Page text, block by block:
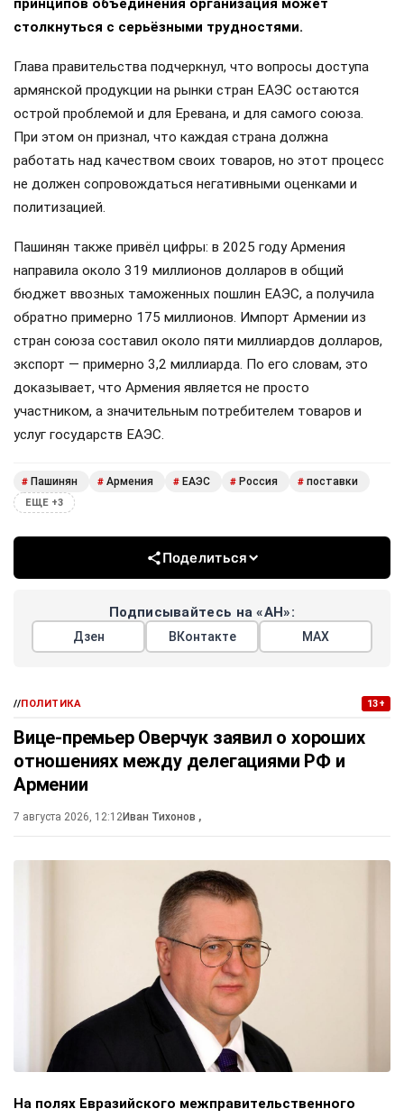
принципов объединения организация может
столкнуться с серьёзными трудностями.
Глава правительства подчеркнул, что вопросы доступа
армянской продукции на рынки стран ЕАЭС остаются
острой проблемой и для Еревана, и для самого союза.
При этом он признал, что каждая страна должна
работать над качеством своих товаров, но этот процесс
не должен сопровождаться негативными оценками и
политизацией.
Пашинян также привёл цифры: в 2025 году Армения
направила около 319 миллионов долларов в общий
бюджет ввозных таможенных пошлин ЕАЭС, а получила
обратно примерно 175 миллионов. Импорт Армении из
стран союза составил около пяти миллиардов долларов,
экспорт — примерно 3,2 миллиарда. По его словам, это
доказывает, что Армения является не просто
участником, а значительным потребителем товаров и
услуг государств ЕАЭС.
# Пашинян # Армения # ЕАЭС # Россия # поставки
ЕЩЕ +3
Поделиться
Подписывайтесь на «АН»:
Дзен ВКонтакте МАХ
//ПОЛИТИКА 13+
Вице-премьер Оверчук заявил о хороших
отношениях между делегациями РФ и
Армении
7 августа 2026, 12:12Иван Тихонов ,
На полях Евразийского межправительственного